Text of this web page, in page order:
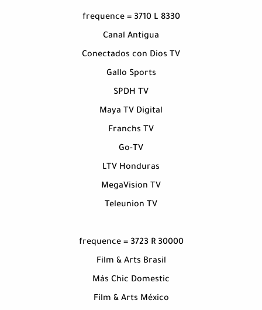
frequence = 3710 L 8330
Canal Antigua
Conectados con Dios TV
Gallo Sports
SPDH TV
Maya TV Digital
Franchs TV
Go-TV
LTV Honduras
MegaVision TV
Teleunion TV
frequence = 3723 R 30000
Film & Arts Brasil
Más Chic Domestic
Film & Arts México